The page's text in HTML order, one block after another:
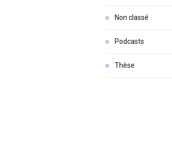
Non classé
Podcasts
Thèse